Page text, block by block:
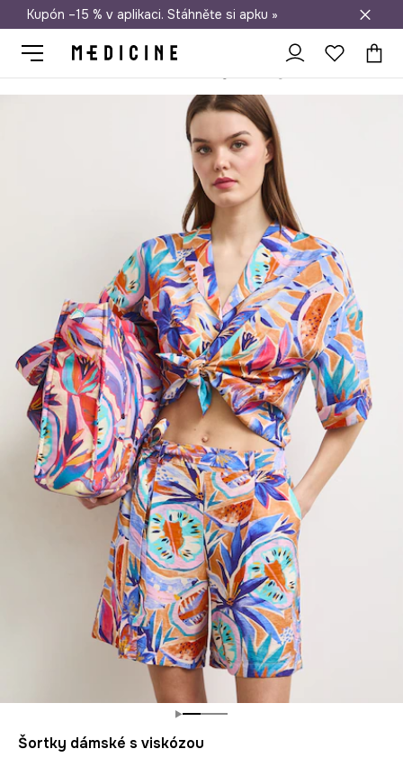
Doprava zdarma při nákupu nad 1 200 Kč
Kupón –15 % v aplikaci. Stáhněte si apku »
Šortky dámské s viskózou